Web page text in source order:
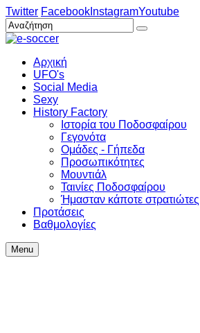
Twitter Facebook InstagramYoutube
Αρχική
UFO's
Social Media
Sexy
History Factory
Ιστορία του Ποδοσφαίρου
Γεγονότα
Ομάδες - Γήπεδα
Προσωπικότητες
Μουντιάλ
Ταινίες Ποδοσφαίρου
Ήμασταν κάποτε στρατιώτες
Προτάσεις
Βαθμολογίες
Menu